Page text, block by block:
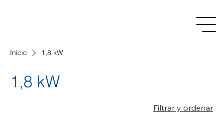
Inicio 1,8 kW
1,8 kW
Filtrar y ordenar